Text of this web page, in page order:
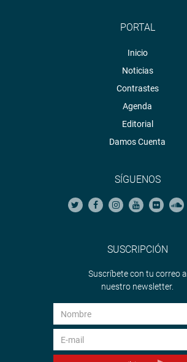
PORTAL
Inicio
Noticias
Contrastes
Agenda
Editorial
Damos Cuenta
SÍGUENOS
SUSCRIPCIÓN
Suscríbete con tu correo a
nuestro newsletter.